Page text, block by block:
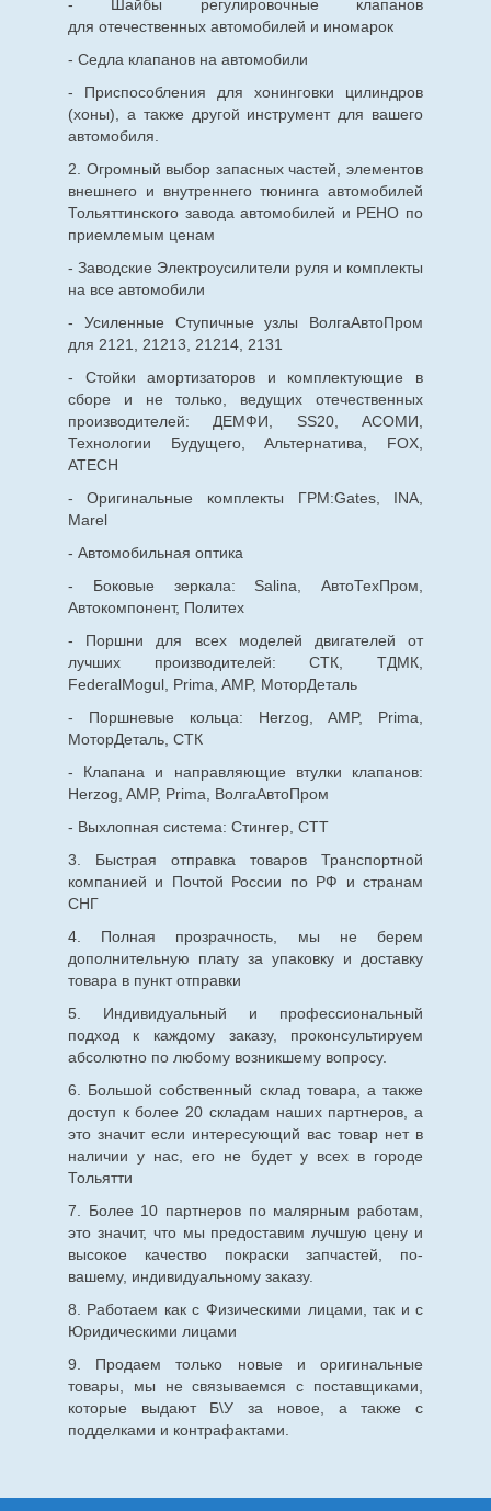
- Шайбы регулировочные клапанов
для отечественныхавтомобилей и иномарок
- Седла клапанов на автомобили
- Приспособления для хонинговки цилиндров
(хоны), а также другой инструмент для вашего
автомобиля.
2. Огромный выбор запасных частей, элементов
внешнего и внутреннего тюнинга автомобилей
Тольяттинского завода автомобилей и РЕНО по
приемлемым ценам
- Заводские Электроусилители руля и комплекты
на все автомобили
- Усиленные Ступичные узлы ВолгаАвтоПром
для 2121, 21213, 21214, 2131
- Стойки амортизаторов и комплектующие в
сборе и не только, ведущих отечественных
производителей: ДЕМФИ, SS20, АСОМИ,
Технологии Будущего, Альтернатива, FOX,
ATECH
- Оригинальные комплекты ГРМ:Gates, INA,
Marel
- Автомобильная оптика
- Боковые зеркала: Salina, АвтоТехПром,
Автокомпонент, Политех
- Поршни для всех моделей двигателей от
лучших производителей: СТК, ТДМК,
FederalMogul, Prima, AMP, МоторДеталь
- Поршневые кольца: Herzog, AMP, Prima,
МоторДеталь, СТК
- Клапана и направляющие втулки клапанов:
Herzog, AMP, Prima, ВолгаАвтоПром
- Выхлопная система: Стингер, СТТ
3. Быстрая отправка товаров Транспортной
компанией и Почтой России по РФ и странам
СНГ
4. Полная прозрачность, мы не берем
дополнительную плату за упаковку и доставку
товара в пункт отправки
5. Индивидуальный и профессиональный
подход к каждому заказу, проконсультируем
абсолютно по любому возникшему вопросу.
6. Большой собственный склад товара, а также
доступ к более 20 складам наших партнеров, а
это значит если интересующий вас товар нет в
наличии у нас, его не будет у всех в городе
Тольятти
7. Более 10 партнеров по малярным работам,
это значит, что мы предоставим лучшую цену и
высокое качество покраски запчастей, по-
вашему, индивидуальному заказу.
8. Работаем как с Физическими лицами, так и с
Юридическими лицами
9. Продаем только новые и оригинальные
товары, мы не связываемся с поставщиками,
которые выдают Б\У за новое, а также с
подделками и контрафактами.